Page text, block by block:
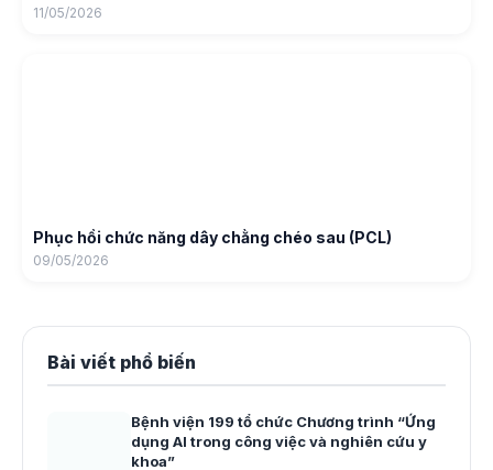
11/05/2026
Phục hồi chức năng dây chằng chéo sau (PCL)
09/05/2026
Bài viết phổ biến
Bệnh viện 199 tổ chức Chương trình “Ứng
dụng AI trong công việc và nghiên cứu y
khoa”